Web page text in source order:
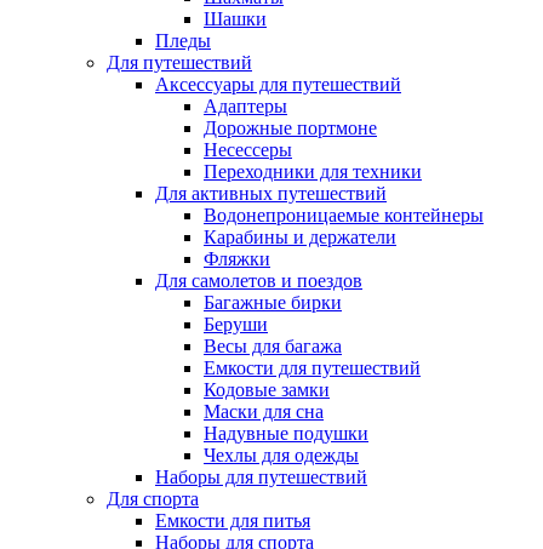
Шашки
Пледы
Для путешествий
Аксессуары для путешествий
Адаптеры
Дорожные портмоне
Несессеры
Переходники для техники
Для активных путешествий
Водонепроницаемые контейнеры
Карабины и держатели
Фляжки
Для самолетов и поездов
Багажные бирки
Беруши
Весы для багажа
Емкости для путешествий
Кодовые замки
Маски для сна
Надувные подушки
Чехлы для одежды
Наборы для путешествий
Для спорта
Емкости для питья
Наборы для спорта